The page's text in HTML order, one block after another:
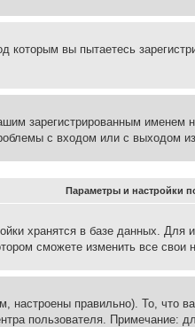
вы пытаетесь
зарегистрированным
с входом или с выходом
Параметры и настройки
хранятся в базе данных.
сможете изменить все свои
правильно). То,
пользователя. Примечание: